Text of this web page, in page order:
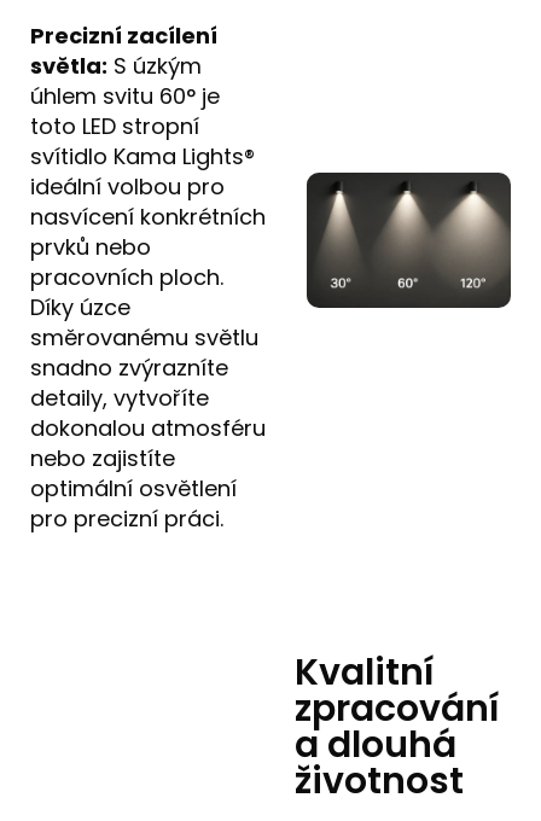
Precizní zacílení
světla: S úzkým
úhlem svitu 60° je
toto LED stropní
svítidlo Kama Lights®
ideální volbou pro
nasvícení konkrétních
prvků nebo
pracovních ploch.
Díky úzce
směrovanému světlu
snadno zvýrazníte
detaily, vytvoříte
dokonalou atmosféru
nebo zajistíte
optimální osvětlení
pro precizní práci.
Kvalitní
zpracování
a dlouhá
životnost